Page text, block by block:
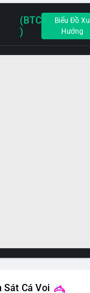
(BTC
)
Biểu Đồ Xu
Hướng
Cá Voi